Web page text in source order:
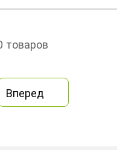
товаров
Вперед